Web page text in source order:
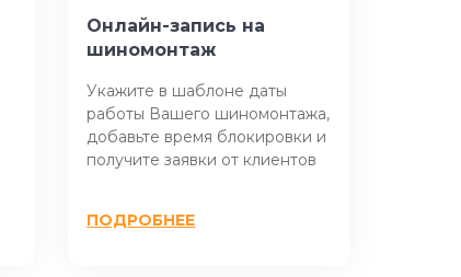
Онлайн-запись на
шиномонтаж
Укажите в шаблоне даты
работы Вашего шиномонтажа,
добавьте время блокировки и
получите заявки от клиентов
ПОДРОБНЕЕ